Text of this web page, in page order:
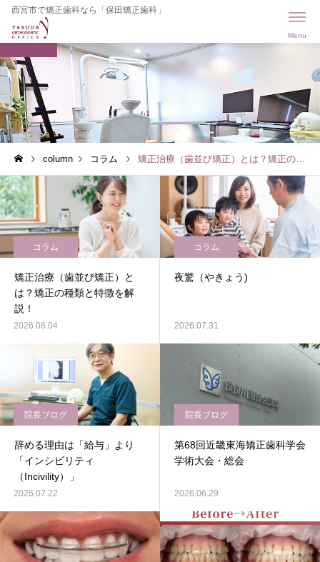
西宮市で矯正歯科なら「保田矯正歯科」
BLOG
column コラム 矯正治療（歯並び矯正）とは？矯正の種類と特徴を解説！
コラム
矯正治療（歯並び矯正）と
は？矯正の種類と特徴を解
説！
2026.08.04
コラム
夜驚（やきょう)
2026.07.31
院長ブログ
辞める理由は「給与」より
「インシビリティ
（Incivility）」
2026.07.22
院長ブログ
第68回近畿東海矯正歯科学会
学術大会・総会
2026.06.29